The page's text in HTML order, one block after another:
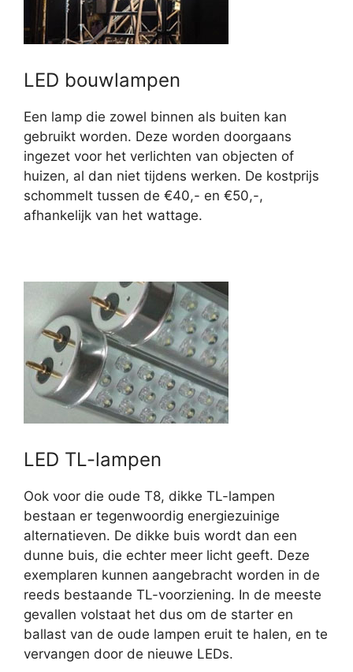
LED bouwlampen
Een lamp die zowel binnen als buiten kan
gebruikt worden. Deze worden doorgaans
ingezet voor het verlichten van objecten of
huizen, al dan niet tijdens werken. De kostprijs
schommelt tussen de €40,- en €50,-,
afhankelijk van het wattage.
LED TL-lampen
Ook voor die oude T8, dikke TL-lampen
bestaan er tegenwoordig energiezuinige
alternatieven. De dikke buis wordt dan een
dunne buis, die echter meer licht geeft. Deze
exemplaren kunnen aangebracht worden in de
reeds bestaande TL-voorziening. In de meeste
gevallen volstaat het dus om de starter en
ballast van de oude lampen eruit te halen, en te
vervangen door de nieuwe LEDs.